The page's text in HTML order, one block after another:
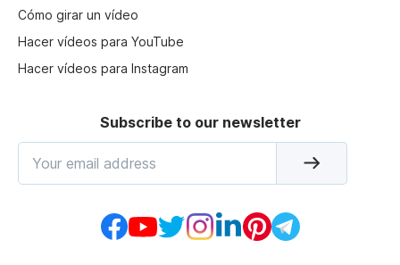
Cómo girar un vídeo
Hacer vídeos para YouTube
Hacer vídeos para Instagram
Subscribe to our newsletter